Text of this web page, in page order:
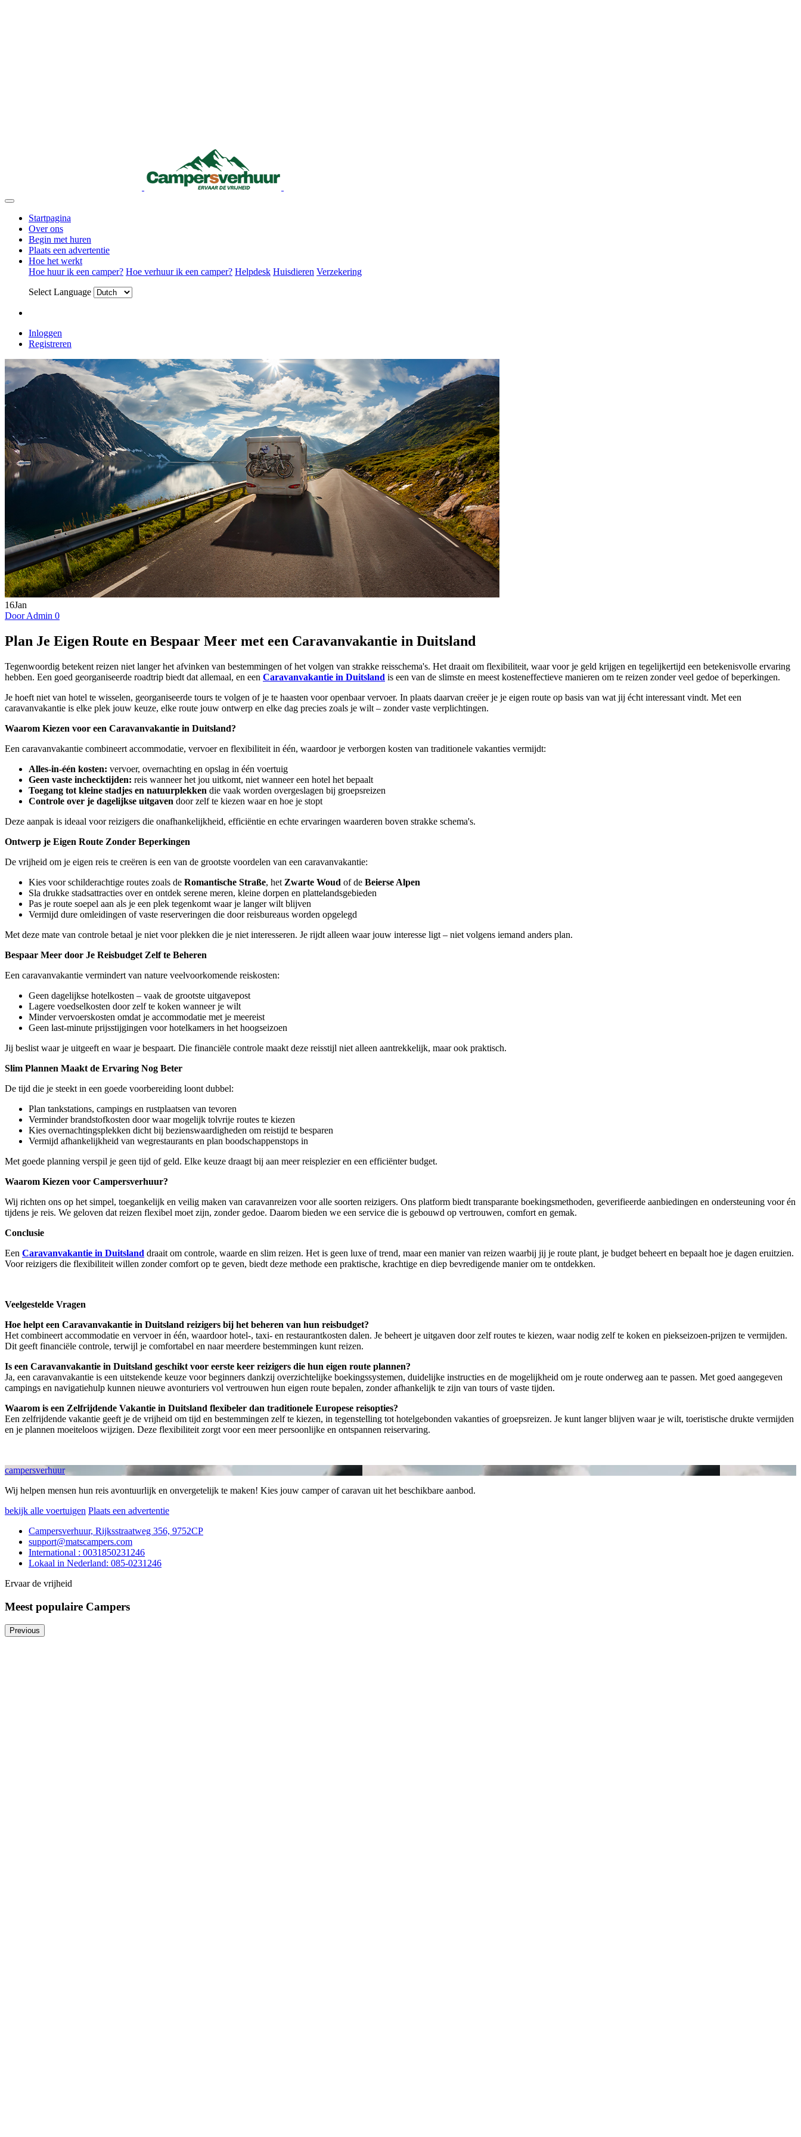
Startpagina
Over ons
Begin met huren
Plaats een advertentie
Hoe het werkt
Hoe huur ik een camper? Hoe verhuur ik een camper? Helpdesk Huisdieren Verzekering
Select Language
Inloggen
Registreren
16Jan
Door Admin 0
Plan Je Eigen Route en Bespaar Meer met een Caravanvakantie in Duitsland
Tegenwoordig betekent reizen niet langer het afvinken van bestemmingen of het volgen van strakke reisschema's. Het draait om flexibiliteit, waar voor je geld krijgen en tegelijkertijd een betekenisvolle ervaring
hebben. Een goed georganiseerde roadtrip biedt dat allemaal, en een Caravanvakantie in Duitsland is een van de slimste en meest kosteneffectieve manieren om te reizen zonder veel gedoe of beperkingen.
Je hoeft niet van hotel te wisselen, georganiseerde tours te volgen of je te haasten voor openbaar vervoer. In plaats daarvan creëer je je eigen route op basis van wat jij écht interessant vindt. Met een
caravanvakantie is elke plek jouw keuze, elke route jouw ontwerp en elke dag precies zoals je wilt – zonder vaste verplichtingen.
Waarom Kiezen voor een Caravanvakantie in Duitsland?
Een caravanvakantie combineert accommodatie, vervoer en flexibiliteit in één, waardoor je verborgen kosten van traditionele vakanties vermijdt:
Alles-in-één kosten: vervoer, overnachting en opslag in één voertuig
Geen vaste inchecktijden: reis wanneer het jou uitkomt, niet wanneer een hotel het bepaalt
Toegang tot kleine stadjes en natuurplekken die vaak worden overgeslagen bij groepsreizen
Controle over je dagelijkse uitgaven door zelf te kiezen waar en hoe je stopt
Deze aanpak is ideaal voor reizigers die onafhankelijkheid, efficiëntie en echte ervaringen waarderen boven strakke schema's.
Ontwerp je Eigen Route Zonder Beperkingen
De vrijheid om je eigen reis te creëren is een van de grootste voordelen van een caravanvakantie:
Kies voor schilderachtige routes zoals de Romantische Straße, het Zwarte Woud of de Beierse Alpen
Sla drukke stadsattracties over en ontdek serene meren, kleine dorpen en plattelandsgebieden
Pas je route soepel aan als je een plek tegenkomt waar je langer wilt blijven
Vermijd dure omleidingen of vaste reserveringen die door reisbureaus worden opgelegd
Met deze mate van controle betaal je niet voor plekken die je niet interesseren. Je rijdt alleen waar jouw interesse ligt – niet volgens iemand anders plan.
Bespaar Meer door Je Reisbudget Zelf te Beheren
Een caravanvakantie vermindert van nature veelvoorkomende reiskosten:
Geen dagelijkse hotelkosten – vaak de grootste uitgavepost
Lagere voedselkosten door zelf te koken wanneer je wilt
Minder vervoerskosten omdat je accommodatie met je meereist
Geen last-minute prijsstijgingen voor hotelkamers in het hoogseizoen
Jij beslist waar je uitgeeft en waar je bespaart. Die financiële controle maakt deze reisstijl niet alleen aantrekkelijk, maar ook praktisch.
Slim Plannen Maakt de Ervaring Nog Beter
De tijd die je steekt in een goede voorbereiding loont dubbel:
Plan tankstations, campings en rustplaatsen van tevoren
Verminder brandstofkosten door waar mogelijk tolvrije routes te kiezen
Kies overnachtingsplekken dicht bij bezienswaardigheden om reistijd te besparen
Vermijd afhankelijkheid van wegrestaurants en plan boodschappenstops in
Met goede planning verspil je geen tijd of geld. Elke keuze draagt bij aan meer reisplezier en een efficiënter budget.
Waarom Kiezen voor Campersverhuur?
Wij richten ons op het simpel, toegankelijk en veilig maken van caravanreizen voor alle soorten reizigers. Ons platform biedt transparante boekingsmethoden, geverifieerde aanbiedingen en ondersteuning voor én
tijdens je reis. We geloven dat reizen flexibel moet zijn, zonder gedoe. Daarom bieden we een service die is gebouwd op vertrouwen, comfort en gemak.
Conclusie
Een Caravanvakantie in Duitsland draait om controle, waarde en slim reizen. Het is geen luxe of trend, maar een manier van reizen waarbij jij je route plant, je budget beheert en bepaalt hoe je dagen eruitzien.
Voor reizigers die flexibiliteit willen zonder comfort op te geven, biedt deze methode een praktische, krachtige en diep bevredigende manier om te ontdekken.
Veelgestelde Vragen
Hoe helpt een Caravanvakantie in Duitsland reizigers bij het beheren van hun reisbudget?
Het combineert accommodatie en vervoer in één, waardoor hotel-, taxi- en restaurantkosten dalen. Je beheert je uitgaven door zelf routes te kiezen, waar nodig zelf te koken en piekseizoen-prijzen te vermijden.
Dit geeft financiële controle, terwijl je comfortabel en naar meerdere bestemmingen kunt reizen.
Is een Caravanvakantie in Duitsland geschikt voor eerste keer reizigers die hun eigen route plannen?
Ja, een caravanvakantie is een uitstekende keuze voor beginners dankzij overzichtelijke boekingssystemen, duidelijke instructies en de mogelijkheid om je route onderweg aan te passen. Met goed aangegeven
campings en navigatiehulp kunnen nieuwe avonturiers vol vertrouwen hun eigen route bepalen, zonder afhankelijk te zijn van tours of vaste tijden.
Waarom is een Zelfrijdende Vakantie in Duitsland flexibeler dan traditionele Europese reisopties?
Een zelfrijdende vakantie geeft je de vrijheid om tijd en bestemmingen zelf te kiezen, in tegenstelling tot hotelgebonden vakanties of groepsreizen. Je kunt langer blijven waar je wilt, toeristische drukte vermijden
en je plannen moeiteloos wijzigen. Deze flexibiliteit zorgt voor een meer persoonlijke en ontspannen reiservaring.
campersverhuur
Wij helpen mensen hun reis avontuurlijk en onvergetelijk te maken! Kies jouw camper of caravan uit het beschikbare aanbod.
bekijk alle voertuigen Plaats een advertentie
Campersverhuur, Rijksstraatweg 356, 9752CP
support@matscampers.com
International : 0031850231246
Lokaal in Nederland: 085-0231246
Ervaar de vrijheid
Meest populaire Campers
Previous